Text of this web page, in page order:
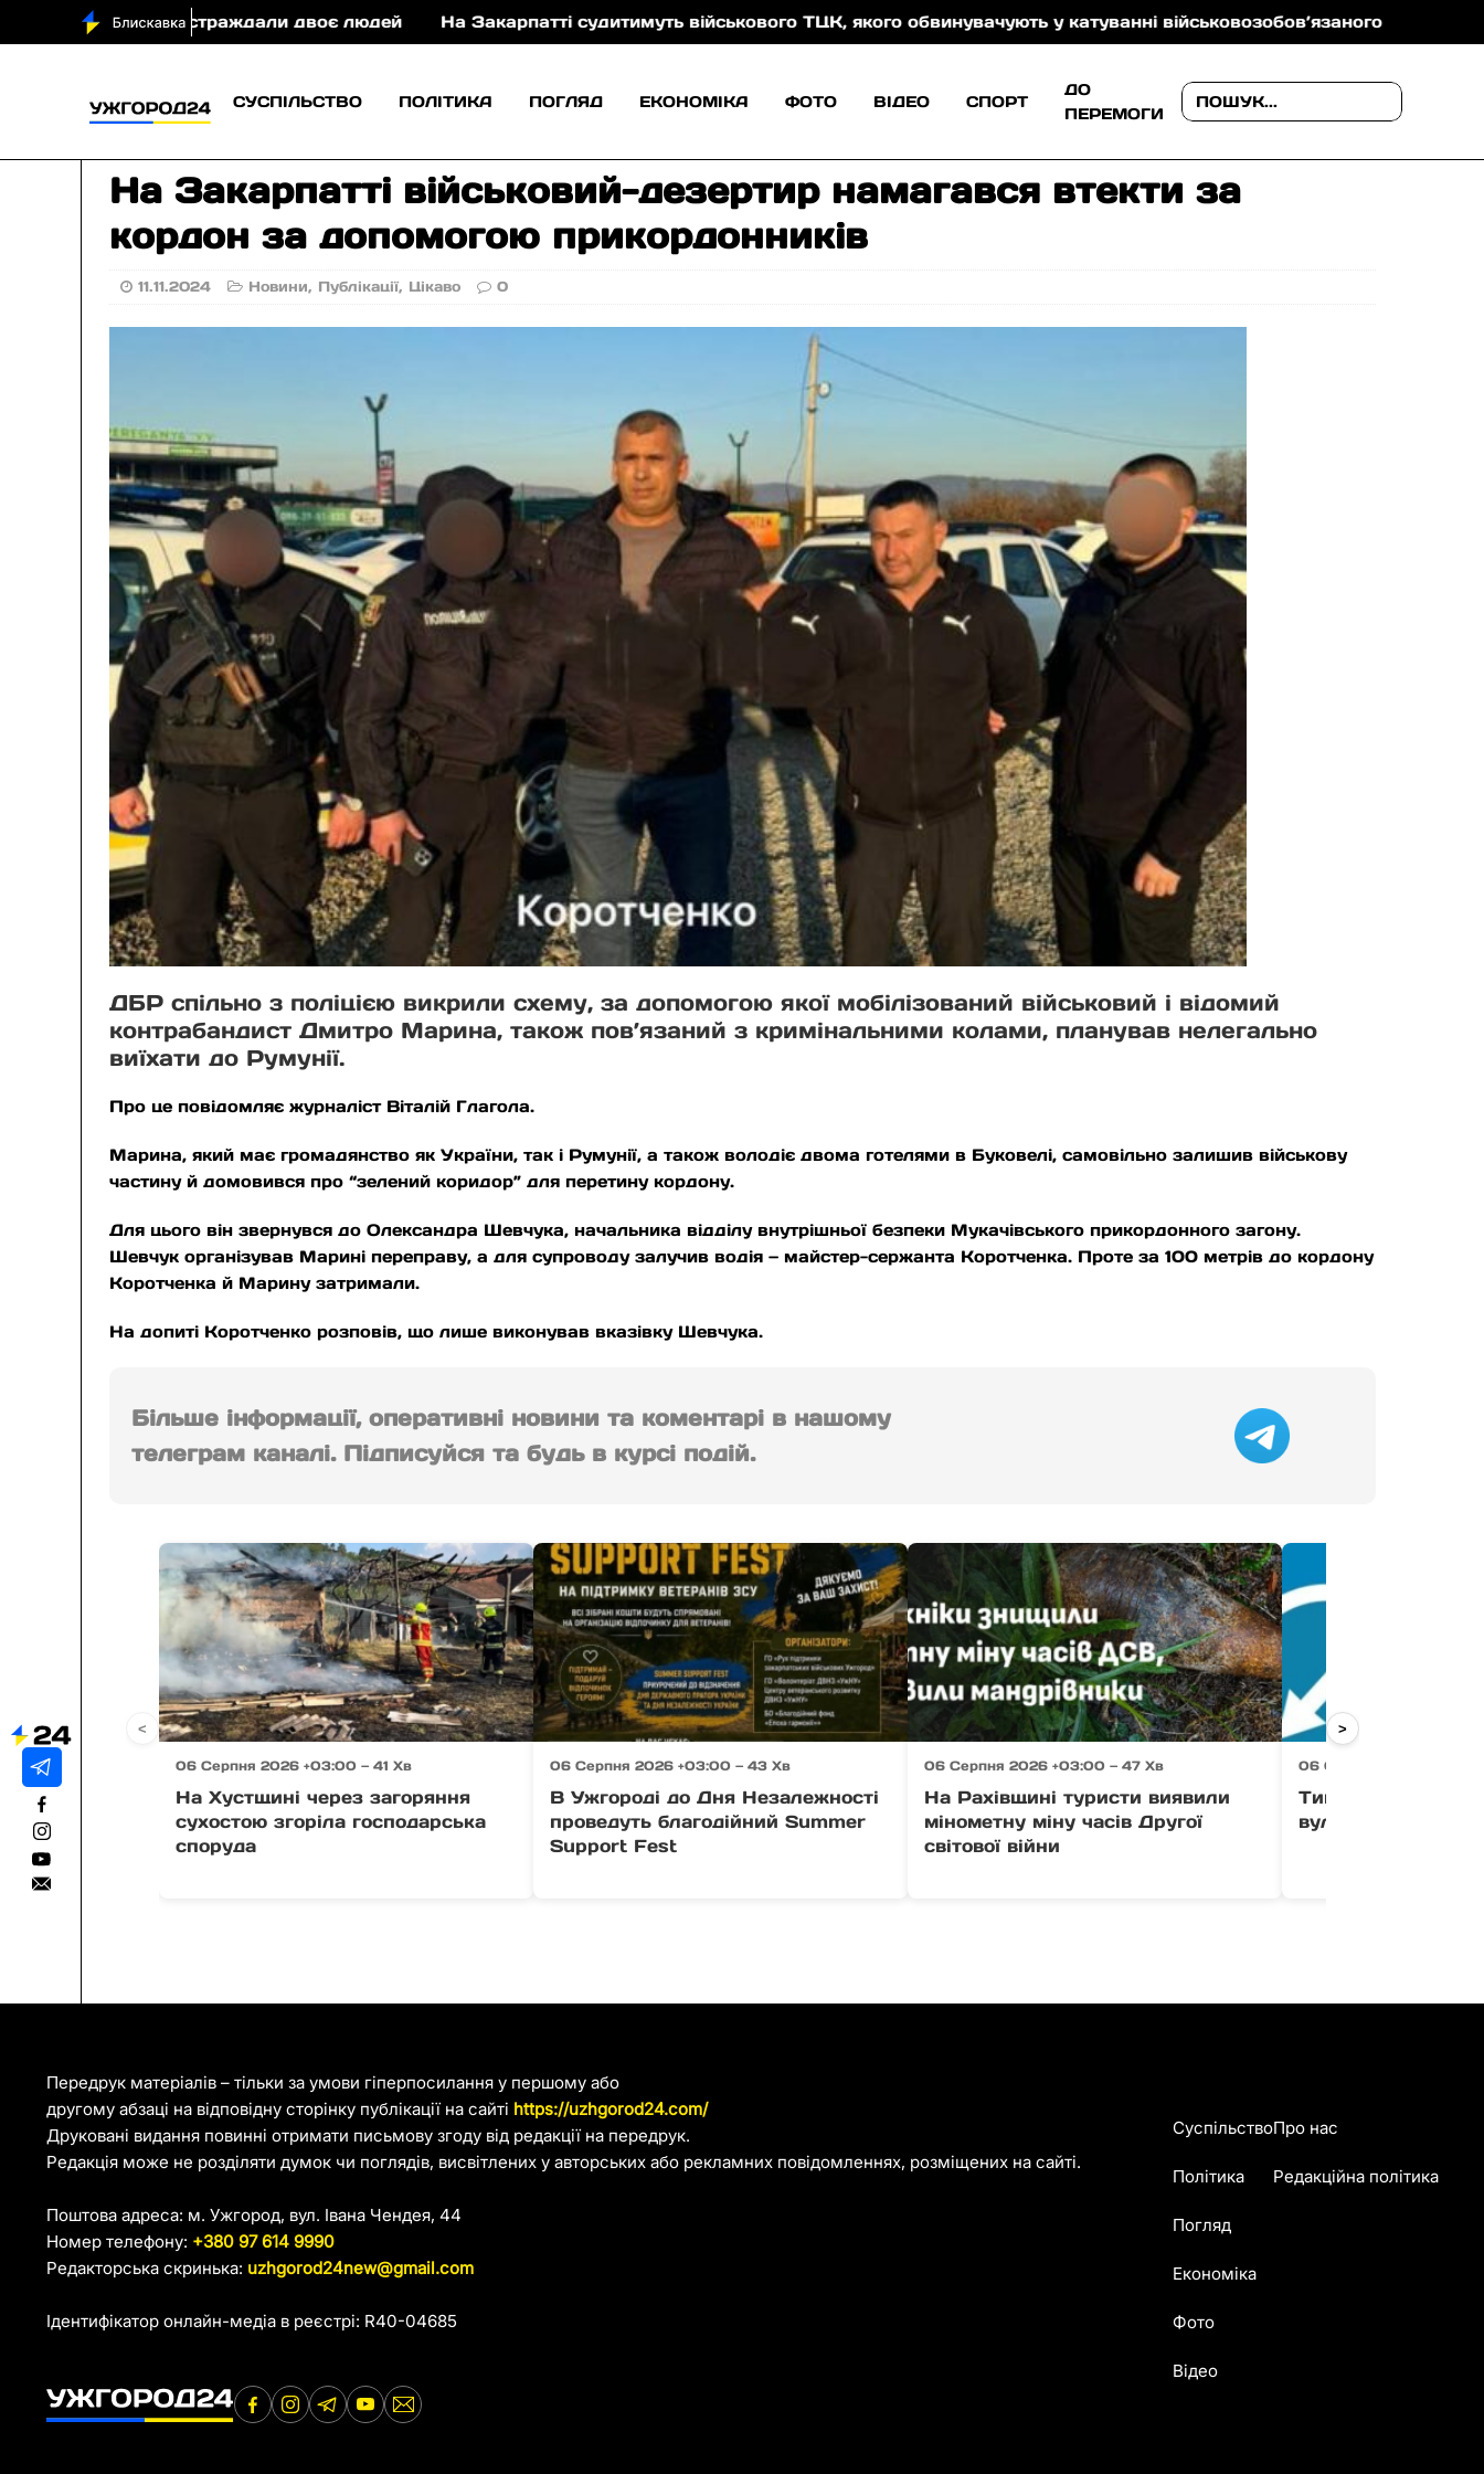
у ДТП постраждали двоє людей На Закарпатті судитимуть військового ТЦК, якого обвинувачують у катуванні військовозобов’язаного На
СУСПІЛЬСТВО ПОЛІТИКА ПОГЛЯД ЕКОНОМІКА ФОТО ВІДЕО СПОРТ
ДО
ПЕРЕМОГИ
На Закарпатті військовий-дезертир намагався втекти за
кордон за допомогою прикордонників
11.11.2024 Новини, Публікації, Цікаво 0
ДБР спільно з поліцією викрили схему, за допомогою якої мобілізований військовий і відомий
контрабандист Дмитро Марина, також пов’язаний з кримінальними колами, планував нелегально
виїхати до Румунії.
Про це повідомляє журналіст Віталій Глагола.
Марина, який має громадянство як України, так і Румунії, а також володіє двома готелями в Буковелі, самовільно залишив військову
частину й домовився про “зелений коридор” для перетину кордону.
Для цього він звернувся до Олександра Шевчука, начальника відділу внутрішньої безпеки Мукачівського прикордонного загону.
Шевчук організував Марині переправу, а для супроводу залучив водія — майстер-сержанта Коротченка. Проте за 100 метрів до кордону
Коротченка й Марину затримали.
На допиті Коротченко розповів, що лише виконував вказівку Шевчука.
Більше інформації, оперативні новини та коментарі в нашому
телеграм каналі. Підписуйся та будь в курсі подій.
06 Серпня 2026 +03:00 — 41 Хв
На Хустщині через загоряння
сухостою згоріла господарська
споруда
06 Серпня 2026 +03:00 — 43 Хв
В Ужгороді до Дня Незалежності
проведуть благодійний Summer
Support Fest
06 Серпня 2026 +03:00 — 47 Хв
На Рахівщині туристи виявили
мінометну міну часів Другої
світової війни
06 Серпня 2026 +03:00
Тимчасово
вулиці
< >
Передрук матеріалів – тільки за умови гіперпосилання у першому або
другому абзаці на відповідну сторінку публікації на сайті https://uzhgorod24.com/
Друковані видання повинні отримати письмову згоду від редакції на передрук.
Редакція може не розділяти думок чи поглядів, висвітлених у авторських або рекламних повідомленнях, розміщених на сайті.
Поштова адреса: м. Ужгород, вул. Івана Чендея, 44
Номер телефону: +380 97 614 9990
Редакторська скринька: uzhgorod24new@gmail.com
Ідентифікатор онлайн-медіа в реєстрі: R40-04685
Суспільство
Політика
Погляд
Економіка
Фото
Відео
Про нас
Редакційна політика